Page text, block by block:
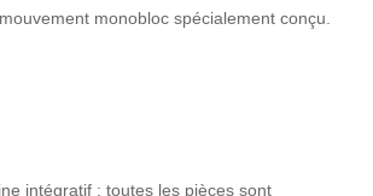
monobloc spécialement conçu.
intégratif : toutes les pièces sont